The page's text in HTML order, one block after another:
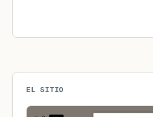
EL SITIO